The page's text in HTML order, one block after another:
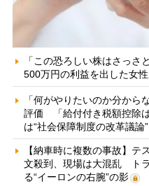
「この恐ろしい株はさっ
500万円の利益を出した女
「何がやりたいのか分から
評価 「給付付き税額控除
は“社会保障制度の改革議論
【納車時に複数の事故】テ
文殺到、現場は大混乱 ト
る“イーロンの右腕”の影